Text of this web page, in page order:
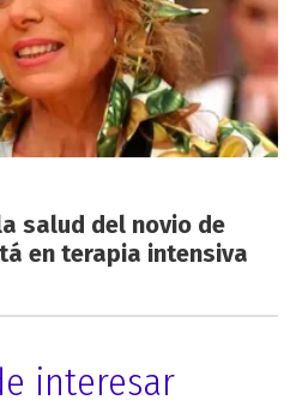
salud del novio de
en terapia intensiva
interesar